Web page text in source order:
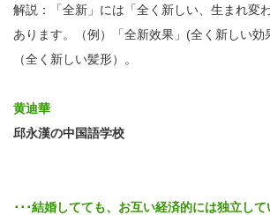
解説：「全新」には「全く新しい、生まれ変
あります。（例）「全新效果」(全く新しい効
（全く新しい髪形）。
黄迪華
邱永漢の中国語学校
･･･結婚してても、お互い経済的には独立し